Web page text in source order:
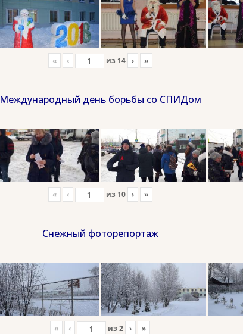
« ‹ из 14 › »
Международный день борьбы со СПИДом
« ‹ из 10 › »
Снежный фоторепортаж
« ‹ из 2 › »